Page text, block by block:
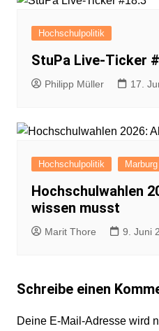
Hochschulpolitik
StuPa Live-Ticker
Philipp Müller 17.
Hochschulpolitik Marburg
Hochschulwahlen
wissen musst
Marit Thore 9. Juni
Schreibe einen
Deine E-Mail-Adresse wird